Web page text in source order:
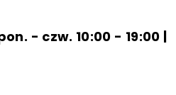
- czw. 10:00 - 19:00 |